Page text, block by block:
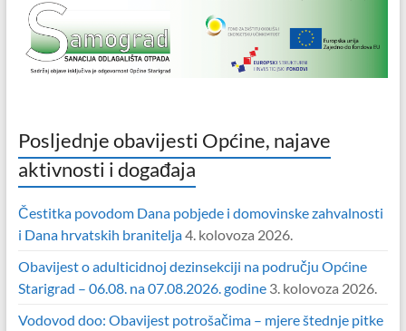
Posljednje obavijesti Općine, najave
aktivnosti i događaja
Čestitka povodom Dana pobjede i domovinske zahvalnosti
i Dana hrvatskih branitelja4. kolovoza 2026.
Obavijest o adulticidnoj dezinsekciji na području Općine
Starigrad – 06.08. na 07.08.2026. godine 3. kolovoza 2026.
Vodovod doo: Obavijest potrošačima – mjere štednje pitke